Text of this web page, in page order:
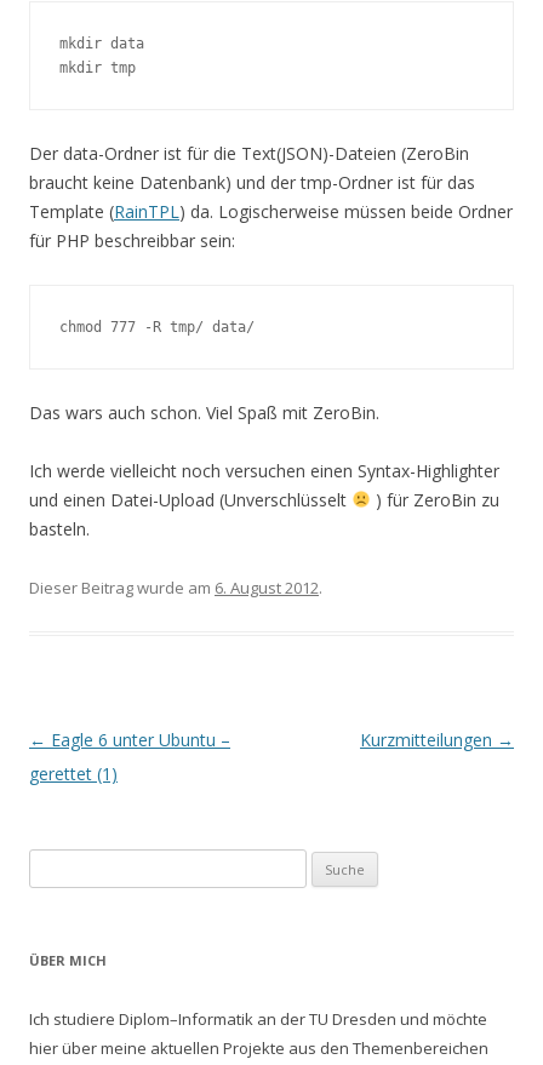
mkdir data
mkdir tmp
Der data-Ordner ist für die Text(JSON)-Dateien (ZeroBin
braucht keine Datenbank) und der tmp-Ordner ist für das
Template (RainTPL) da. Logischerweise müssen beide Ordner
für PHP beschreibbar sein:
chmod 777 -R tmp/ data/
Das wars auch schon. Viel Spaß mit ZeroBin.
Ich werde vielleicht noch versuchen einen Syntax-Highlighter
und einen Datei-Upload (Unverschlüsselt
) für ZeroBin zu
basteln.
Dieser Beitrag wurde am 6. August 2012.
Artikel-Navigation
← Eagle 6 unter Ubuntu –
gerettet (1)
Kurzmitteilungen →
ÜBER MICH
Ich studiere Diplom–Informatik an der TU Dresden und möchte
hier über meine aktuellen Projekte aus den Themenbereichen